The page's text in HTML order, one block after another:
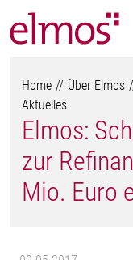
Home Über Elmos
Aktuelles
Elmos:
zur
Mio. Euro